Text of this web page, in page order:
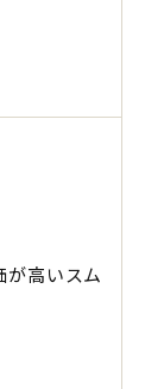
が高いスム